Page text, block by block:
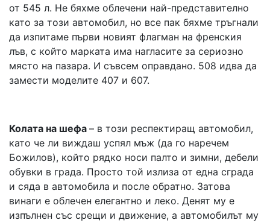
от 545 л. Не бяхме облечени най-представително
като за този автомобил, но все пак бяхме тръгнали
да изпитаме първи новият флагман на френския
лъв, с който марката има нагласите за сериозно
място на пазара. И съвсем оправдано. 508 идва да
замести моделите 407 и 607.
Колата на шефа – в този респектиращ автомобил,
като че ли виждаш успял мъж (да го наречем
Божилов), който рядко носи палто и зимни, дебели
обувки в града. Просто той излиза от една сграда
и сяда в автомобила и после обратно. Затова
винаги е облечен елегантно и леко. Денят му е
изпълнен със срещи и движение, а автомобилът му